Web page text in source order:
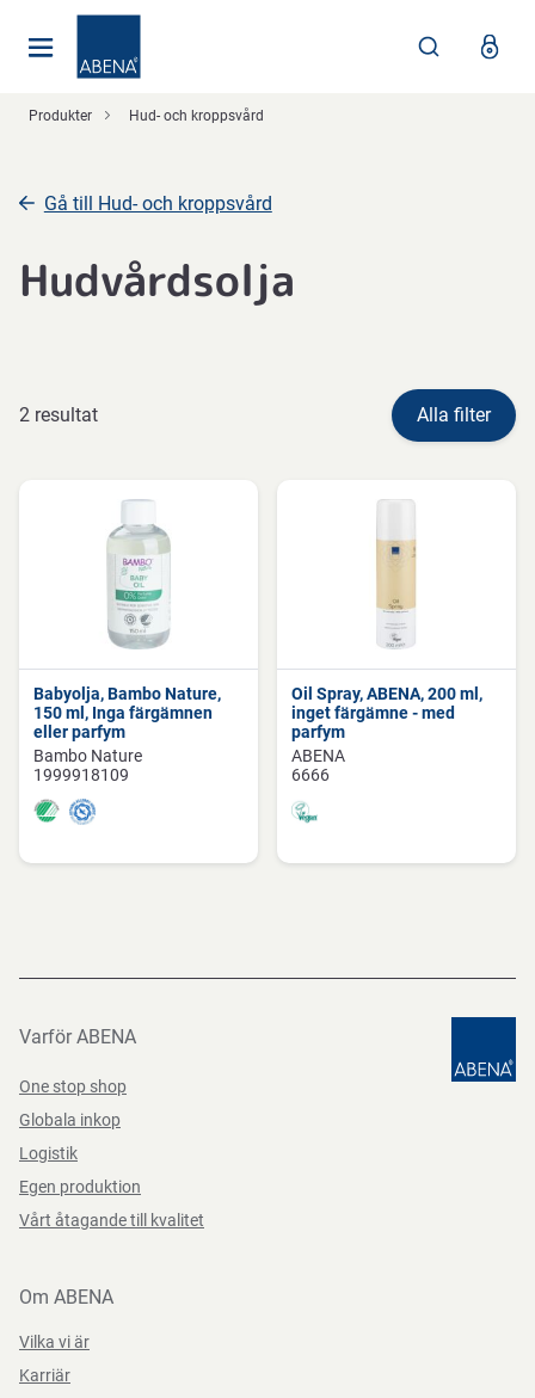
Produkter Hud- och kroppsvård
Gå till Hud- och kroppsvård
Hudvårdsolja
2 resultat Alla filter
Babyolja, Bambo Nature,
150 ml, Inga färgämnen
eller parfym
Bambo Nature
1999918109
Oil Spray, ABENA, 200 ml,
inget färgämne - med
parfym
ABENA
6666
Varför ABENA
One stop shop
Globala inkop
Logistik
Egen produktion
Vårt åtagande till kvalitet
Om ABENA
Vilka vi är
Karriär